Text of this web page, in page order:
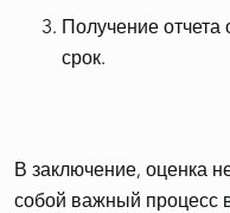
Получение
срок.
В заключение, оценка
собой важный процесс